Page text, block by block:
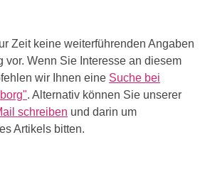
Zeit keine weiterführenden Angaben
vor. Wenn Sie Interesse an diesem
wir Ihnen eine Suche bei
. Alternativ können Sie unserer
schreiben und darin um
Artikels bitten.